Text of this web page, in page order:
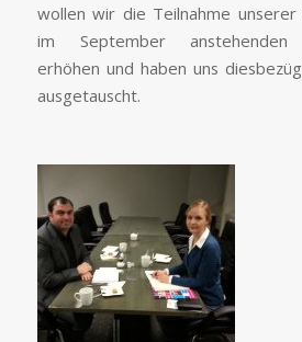
wollen wir die Teilnahme unserer
im September anstehenden
erhöhen und haben uns
ausgetauscht.